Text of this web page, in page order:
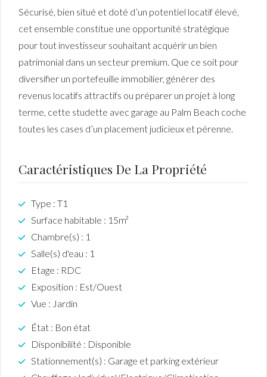
Sécurisé, bien situé et doté d’un potentiel locatif élevé,
cet ensemble constitue une opportunité stratégique
pour tout investisseur souhaitant acquérir un bien
patrimonial dans un secteur premium. Que ce soit pour
diversifier un portefeuille immobilier, générer des
revenus locatifs attractifs ou préparer un projet à long
terme, cette studette avec garage au Palm Beach coche
toutes les cases d’un placement judicieux et pérenne.
Caractéristiques De La Propriété
Type : T1
Surface habitable : 15m²
Chambre(s) : 1
Salle(s) d'eau : 1
Etage : RDC
Exposition : Est/Ouest
Vue : Jardin
État : Bon état
Disponibilité : Disponible
Stationnement(s) : Garage et parking extérieur